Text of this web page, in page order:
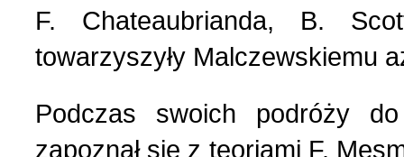
F. Chateaubrianda, В.
towarzyszyły Malczewskiemu
Podczas swoich podróży
zapoznał się z teoriami F.